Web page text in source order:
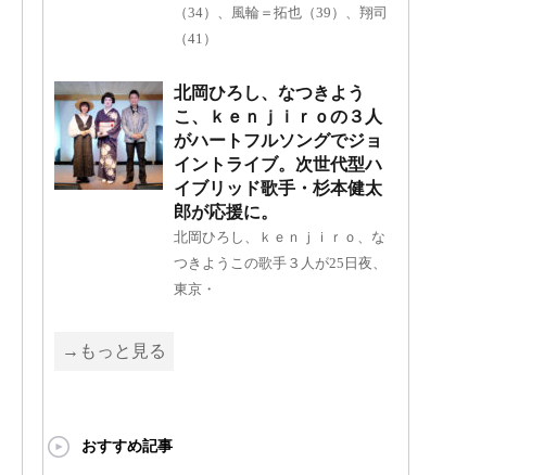
（34）、風輪＝拓也（39）、翔司
（41）
北岡ひろし、なつきよう
こ、ｋｅｎｊｉｒｏの３人
がハートフルソングでジョ
イントライブ。次世代型ハ
イブリッド歌手・杉本健太
郎が応援に。
北岡ひろし、ｋｅｎｊｉｒｏ、な
つきようこの歌手３人が25日夜、
東京・
→もっと見る
おすすめ記事